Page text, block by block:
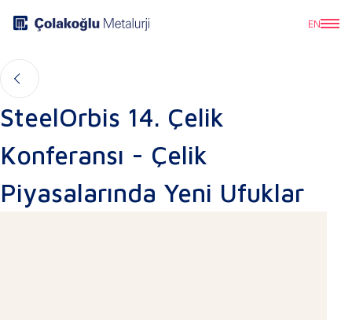
EN
SteelOrbis 14. Çelik
Konferansı - Çelik
Piyasalarında Yeni Ufuklar